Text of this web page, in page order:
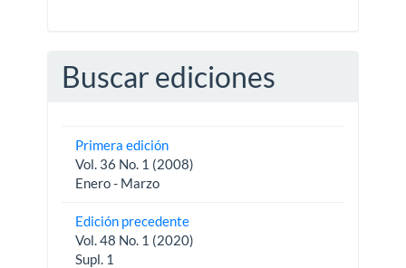
Buscar ediciones
Primera edición
Vol. 36 No. 1 (2008)
Enero - Marzo
Edición precedente
Vol. 48 No. 1 (2020)
Supl. 1